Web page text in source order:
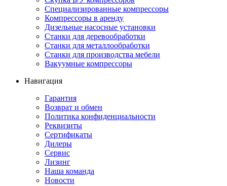
Специализированные компрессоры
Компрессоры в аренду
Дизельные насосные установки
Станки для деревообработки
Станки для металлообработки
Станки для производства мебели
Вакуумные компрессоры
Навигация
Гарантия
Возврат и обмен
Политика конфиденциальности
Реквизиты
Сертификаты
Дилеры
Сервис
Лизинг
Наша команда
Новости